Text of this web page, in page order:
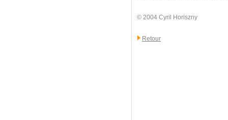
© 2004 Cyril Horiszny
Retour